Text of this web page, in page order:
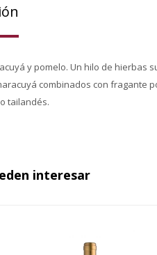
y pomelo. Un hilo de hierbas
combinados con fragante
tailandés.
interesar